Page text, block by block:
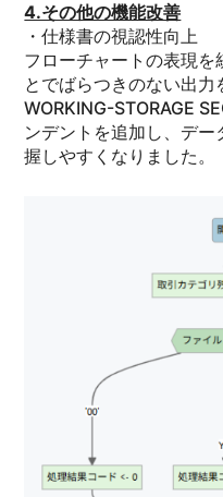
4.その他の機能改善
・仕様書の視認性向上
フローチャートの表現を
とでばらつきのない出力
WORKING-STORAGE
ンデントを追加し、デ
握しやすくなりました。